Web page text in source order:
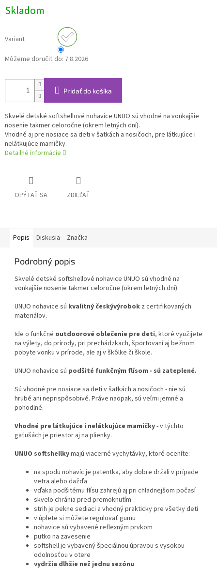
cena:
Skladom
Variant
Môžeme doručiť do: 7.8.2026
Pridať do košíka
Skvelé detské softshellové nohavice UNUO sú vhodné na vonkajšie
nosenie takmer celoročne (okrem letných dní).
Vhodné aj pre nosiace sa deti v šatkách a nosičoch, pre látkujúce i
nelátkujúce mamičky.
Detailné informácie
OPÝTAŤ SA ZDIEĽAŤ
Popis Diskusia Značka
Podrobný popis
Skvelé detské softshellové nohavice UNUO sú vhodné na
vonkajšie nosenie takmer celoročne (okrem letných dní).
UNUO nohavice sú kvalitný českývýrobok z certifikovaných
materiálov.
Ide o funkčné outdoorové oblečenie pre deti, ktoré využijete
na výlety, do prírody, pri prechádzkach, športovaní aj bežnom
pobyte vonku v prírode, ale aj v škôlke či škole.
UNUO nohavice sú podšité funkčným flísom - sú zateplené.
Sú vhodné pre nosiace sa deti v šatkách a nosičoch - nie sú
hrubé ani neprispôsobivé. Práve naopak, sú veľmi jemné a
pohodlné.
Vhodné pre látkujúce i nelátkujúce mamičky- v týchto
gaťušách je priestor aj na plienky.
UNUO softshellkymajú viacerné vychytávky, ktoré oceníte:
na spodu nohavíc je patentka, aby dobre držali v prípade
vetra alebo dažďa
vďaka podšitému flísu zahrejú aj pri chladnejšom počasí
skvelo chránia pred premoknutím
strih je pekne sediaci a vhodný prakticky pre všetky deti
v úplete si môžete regulovať gumu
nohavice sú vybavené reflexným prvkom
putko na zavesenie
softshell je vybavený špeciálnou úpravou s vysokou
odolnosťou v otere
vydržia dlhšie než jednu sezónu